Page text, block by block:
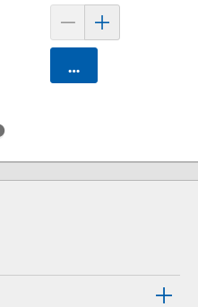
카트에 담기